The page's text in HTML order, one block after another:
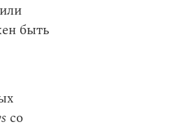
быть
со